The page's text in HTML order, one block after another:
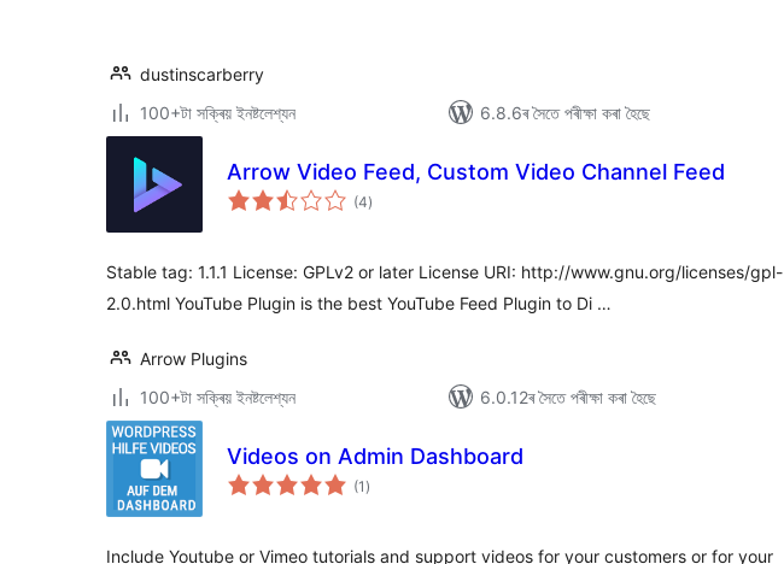
dustinscarberry
100+টা সক্ৰিয় ইনষ্টলেশ্যন
6.8.6ৰ সৈতে পৰীক্ষা কৰা হৈছে
Arrow Video Feed, Custom Video Channel Feed
(4টা
মুঠ)
Stable tag: 1.1.1 License: GPLv2 or later License URI: http://www.gnu.org/licenses/gpl-
2.0.html YouTube Plugin is the best YouTube Feed Plugin to Di …
Arrow Plugins
100+টা সক্ৰিয় ইনষ্টলেশ্যন
6.0.12ৰ সৈতে পৰীক্ষা কৰা হৈছে
Videos on Admin Dashboard
(1 টা
মুঠ)
Include Youtube or Vimeo tutorials and support videos for your customers or for your